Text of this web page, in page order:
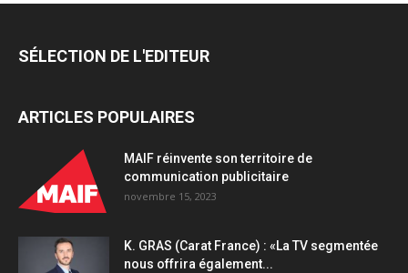
avec
Company
SÉLECTION DE L'EDITEUR
ARTICLES POPULAIRES
MAIF réinvente son territoire de
communication publicitaire
novembre 15, 2023
K. GRAS (Carat France) : «La TV segmentée
nous offrira également...